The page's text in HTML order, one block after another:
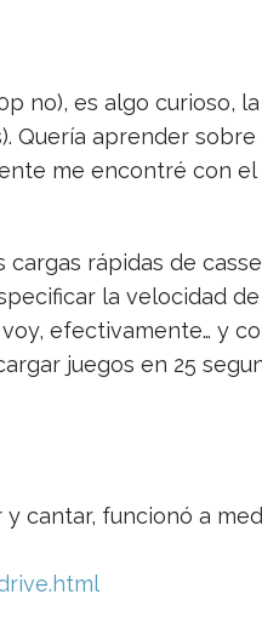
no), es algo curioso,
Quería aprender sobre
me encontré con
rápidas de
la velocidad
efectivamente… y
juegos en 25
cantar, funcionó a